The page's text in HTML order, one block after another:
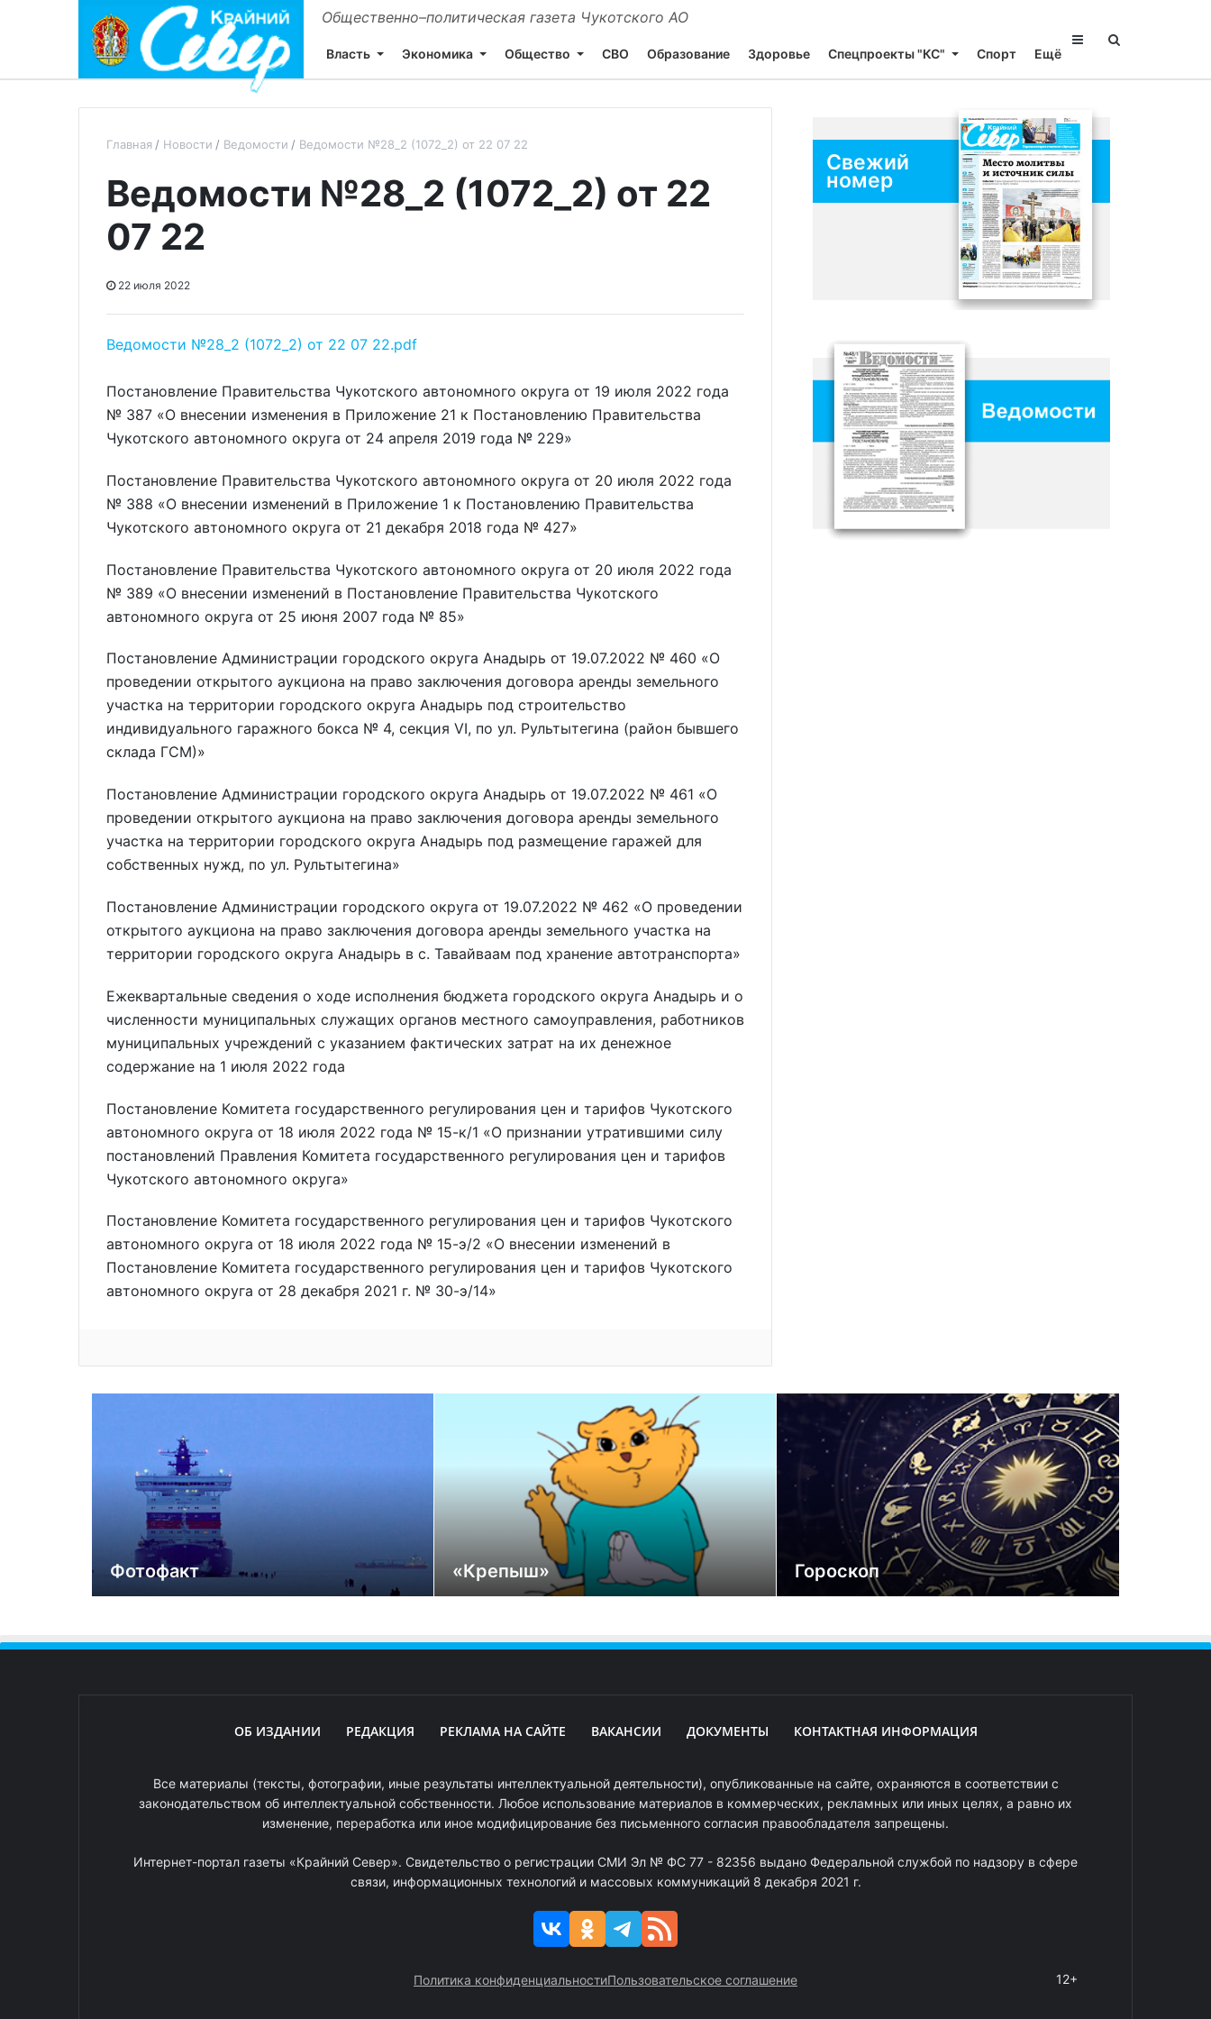
Общественно–политическая газета Чукотского АО
Власть Экономика Общество СВО Образование Здоровье Спецпроекты "КС" Спорт Ещё
Главная Новости Ведомости Ведомости №28_2 (1072_2) от 22 07 22
Ведомости №28_2 (1072_2) от 22
07 22
22 июля 2022
Ведомости №28_2 (1072_2) от 22 07 22.pdf
Постановление Правительства Чукотского автономного округа от 19 июля 2022 года
№ 387 «О внесении изменения в Приложение 21 к Постановлению Правительства
Чукотского автономного округа от 24 апреля 2019 года № 229»
Постановление Правительства Чукотского автономного округа от 20 июля 2022 года
№ 388 «О внесении изменений в Приложение 1 к Постановлению Правительства
Чукотского автономного округа от 21 декабря 2018 года № 427»
Постановление Правительства Чукотского автономного округа от 20 июля 2022 года
№ 389 «О внесении изменений в Постановление Правительства Чукотского
автономного округа от 25 июня 2007 года № 85»
Постановление Администрации городского округа Анадырь от 19.07.2022 № 460 «О
проведении открытого аукциона на право заключения договора аренды земельного
участка на территории городского округа Анадырь под строительство
индивидуального гаражного бокса № 4, секция VI, по ул. Рультытегина (район бывшего
склада ГСМ)»
Постановление Администрации городского округа Анадырь от 19.07.2022 № 461 «О
проведении открытого аукциона на право заключения договора аренды земельного
участка на территории городского округа Анадырь под размещение гаражей для
собственных нужд, по ул. Рультытегина»
Постановление Администрации городского округа от 19.07.2022 № 462 «О проведении
открытого аукциона на право заключения договора аренды земельного участка на
территории городского округа Анадырь в с. Тавайваам под хранение автотранспорта»
Ежеквартальные сведения о ходе исполнения бюджета городского округа Анадырь и о
численности муниципальных служащих органов местного самоуправления, работников
муниципальных учреждений с указанием фактических затрат на их денежное
содержание на 1 июля 2022 года
Постановление Комитета государственного регулирования цен и тарифов Чукотского
автономного округа от 18 июля 2022 года № 15-к/1 «О признании утратившими силу
постановлений Правления Комитета государственного регулирования цен и тарифов
Чукотского автономного округа»
Постановление Комитета государственного регулирования цен и тарифов Чукотского
автономного округа от 18 июля 2022 года № 15-э/2 «О внесении изменений в
Постановление Комитета государственного регулирования цен и тарифов Чукотского
автономного округа от 28 декабря 2021 г. № 30-э/14»
Свежий
номер
Фотофакт «Крепыш» Гороскоп
ОБ ИЗДАНИИ РЕДАКЦИЯ РЕКЛАМА НА САЙТЕ ВАКАНСИИ ДОКУМЕНТЫ КОНТАКТНАЯ ИНФОРМАЦИЯ
Все материалы (тексты, фотографии, иные результаты интеллектуальной деятельности), опубликованные на сайте, охраняются в соответствии с
законодательством об интеллектуальной собственности. Любое использование материалов в коммерческих, рекламных или иных целях, а равно их
изменение, переработка или иное модифицирование без письменного согласия правообладателя запрещены.
Интернет-портал газеты «Крайний Север». Свидетельство о регистрации СМИ Эл № ФС 77 - 82356 выдано Федеральной службой по надзору в сфере
связи, информационных технологий и массовых коммуникаций 8 декабря 2021 г.
Политика конфиденциальностиПользовательское соглашение 12+